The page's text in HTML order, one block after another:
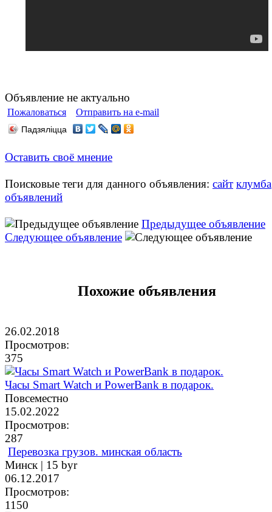
Объявление не актуально
Пожаловаться Отправить на e-mail
Падзяліцца
Оставить своё мнение
Поисковые теги для данного объявления: сайт клумба
объявлений
Предыдущее объявление
Следующее объявление
Похожие объявления
26.02.2018
Просмотров:
375
Часы Smart Watch и PowerBank в подарок.
Повсеместно
15.02.2022
Просмотров:
287
Перевозка грузов. минская область
Минск | 15 byr
06.12.2017
Просмотров:
1150